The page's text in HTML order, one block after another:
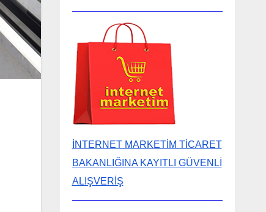
İNTERNET MARKETİM TİCARET
BAKANLIĞINA KAYITLI GÜVENLİ
ALIŞVERİŞ